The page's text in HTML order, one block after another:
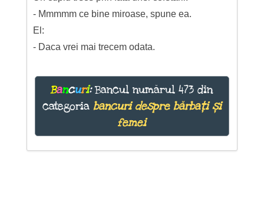
- Mmmmm ce bine miroase, spune ea.
El:
- Daca vrei mai trecem odata.
Bancuri:Bancul numărul 473 din
categoria bancuri despre bărbați și
femei